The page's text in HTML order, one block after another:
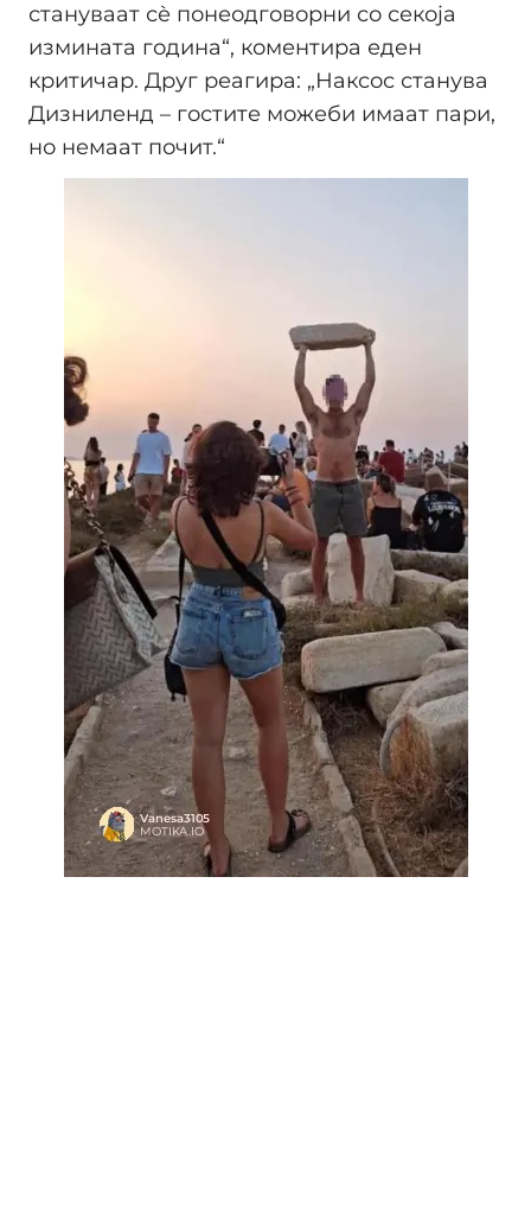
стануваат сѐ понеодговорни со секоја
измината година“, коментира еден
критичар. Друг реагира: „Наксос станува
Дизниленд – гостите можеби имаат пари,
но немаат почит.“